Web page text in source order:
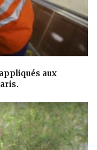
aux